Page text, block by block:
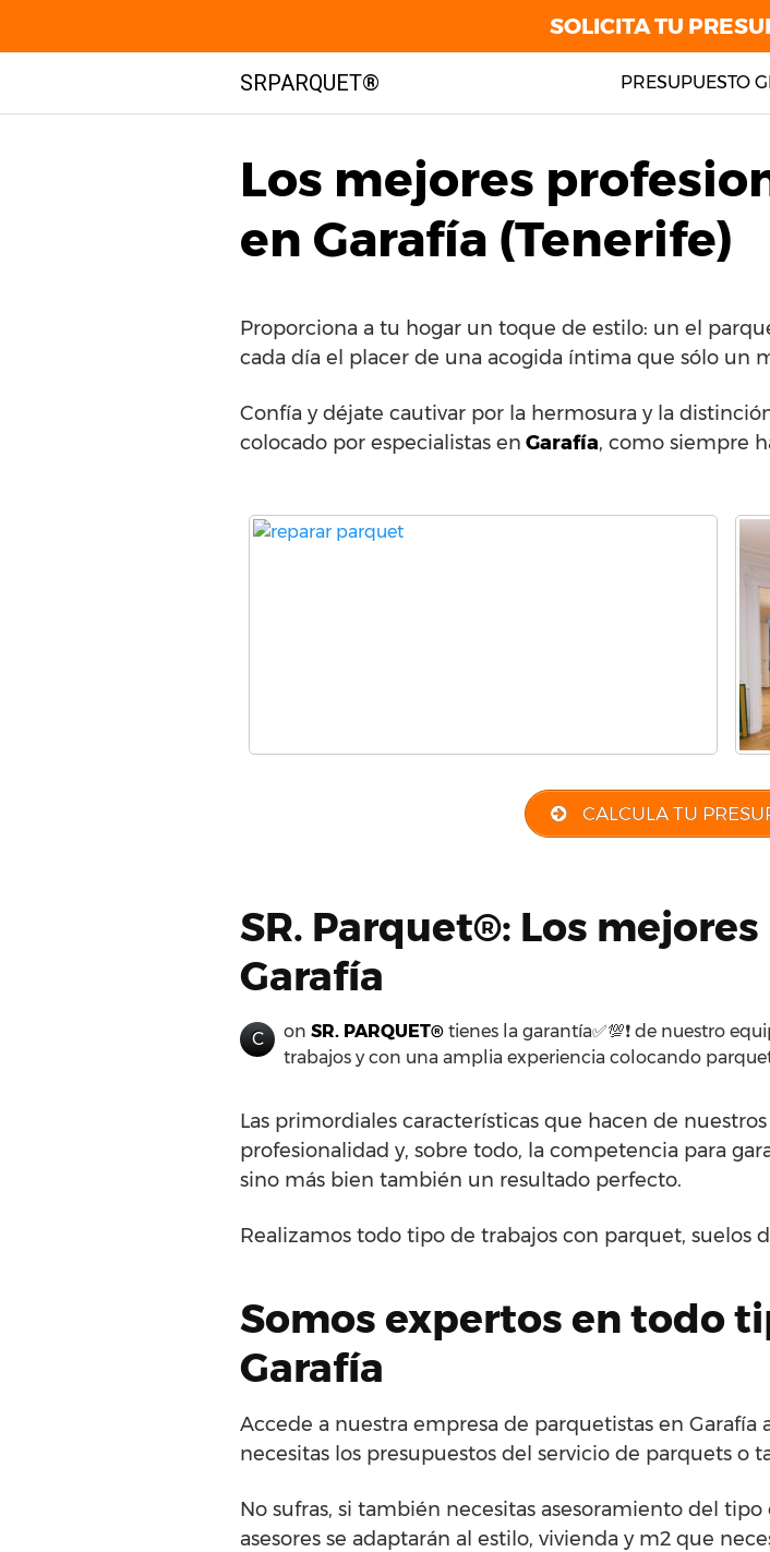
contenido
SRPARQUET® PRESUPUESTO
Los mejores
en Garafía (Tenerife)
Proporciona a tu hogar un toque de estilo: un el
cada día el placer de una acogida íntima que sólo un
Confía y déjate cautivar por la hermosura y la
colocado por especialistas en Garafía, como siempre
CALCULA TU
SR. Parquet®: Los
Garafía
C on SR. PARQUET® tienes la garantía✅💯❗ de nuestro
trabajos y con una amplia experiencia colocando
Las primordiales características que hacen de
profesionalidad y, sobre todo, la competencia para
sino más bien también un resultado perfecto.
Realizamos todo tipo de trabajos con parquet, suelos
Somos expertos en todo
Garafía
Accede a nuestra empresa de parquetistas en
necesitas los presupuestos del servicio de parquets o
No sufras, si también necesitas asesoramiento del
asesores se adaptarán al estilo, vivienda y m2 que
SOLICITA TU